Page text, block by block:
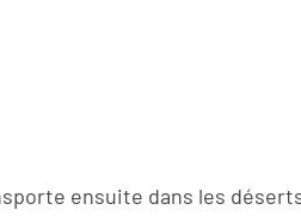
ensuite dans les